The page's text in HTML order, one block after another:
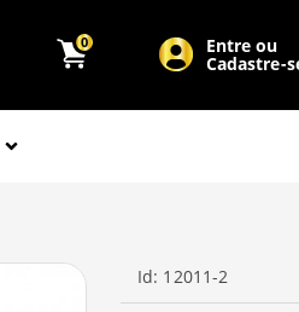
0 Entre ou
Cadastre-
Id: 12011-2